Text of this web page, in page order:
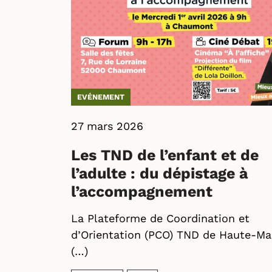
EVÉNEMENT
27 mars 2026
Les TND de l’enfant et de
l’adulte : du dépistage à
l’accompagnement
La Plateforme de Coordination et
d’Orientation (PCO) TND de Haute-
(…)